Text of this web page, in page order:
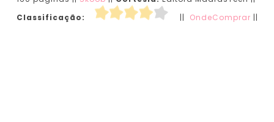
Classificação:
|| OndeComprar ||